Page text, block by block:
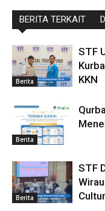
BERITA TERKAIT
Berita
STF
KKN
Berita
Berita
STF